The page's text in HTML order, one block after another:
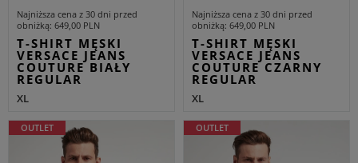
Najniższa cena z 30 dni przed
obniżką 649,00 PLN
T-SHIRT MĘSKI
VERSACE JEANS
COUTURE BIAŁY
REGULAR
XL
Najniższa cena z 30 dni przed
obniżką 649,00 PLN
T-SHIRT MĘSKI
VERSACE JEANS
COUTURE CZARNY
REGULAR
XL
OUTLET OUTLET